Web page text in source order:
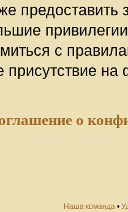
предоставить
с
на
о
Наша команда •